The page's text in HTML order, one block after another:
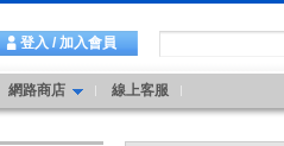
登入 / 加入會員
網路商店 線上客服